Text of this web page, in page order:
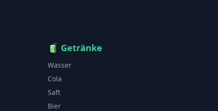
🧃 Getränke
Wasser
Cola
Saft
Bier